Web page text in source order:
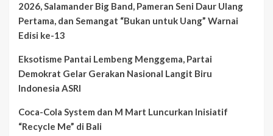
2026, Salamander Big Band, Pameran Seni Daur Ulang
Pertama, dan Semangat “Bukan untuk Uang” Warnai
Edisi ke-13
Eksotisme Pantai Lembeng Menggema, Partai
Demokrat Gelar Gerakan Nasional Langit Biru
Indonesia ASRI
Coca-Cola System dan M Mart Luncurkan Inisiatif
“Recycle Me” di Bali